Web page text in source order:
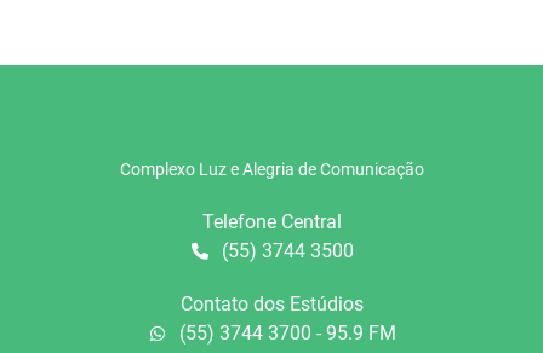
Complexo Luz e Alegria de Comunicação
Telefone Central
(55) 3744 3500
Contato dos Estúdios
(55) 3744 3700 - 95.9 FM